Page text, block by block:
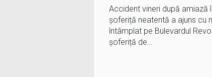
Accident vineri după amiază
șoferiță neatentă a ajuns cu
întâmplat pe Bulevardul
șoferiță de…